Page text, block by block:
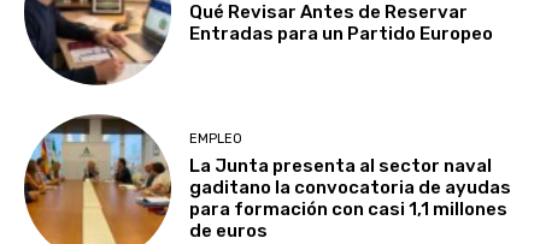
Qué Revisar Antes de Reservar
Entradas para un Partido Europeo
EMPLEO
La Junta presenta al sector naval
gaditano la convocatoria de ayudas
para formación con casi 1,1 millones
de euros